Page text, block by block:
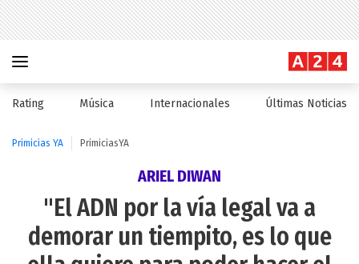
Rating Música Internacionales Últimas Noticias
Primicias YA PrimiciasYA
ARIEL DIWAN
"El ADN por la vía legal va a
demorar un tiempito, es lo que